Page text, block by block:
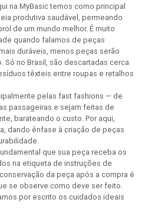
na MyBasic temos como principal
produtiva saudável, permeando
de um mundo melhor. É muito
quando falamos de peças
duráveis, menos peças serão
no Brasil, são descartadas cerca
têxteis entre roupas e retalhos
pelas fast fashions — de
passageiras e sejam feitas de
barateando o custo. Por aqui,
dando ênfase à criação de peças
que sua peça receba os
na etiqueta de instruções de
da peça após a compra é
se observe como deve ser feito.
por escrito os cuidados ideais